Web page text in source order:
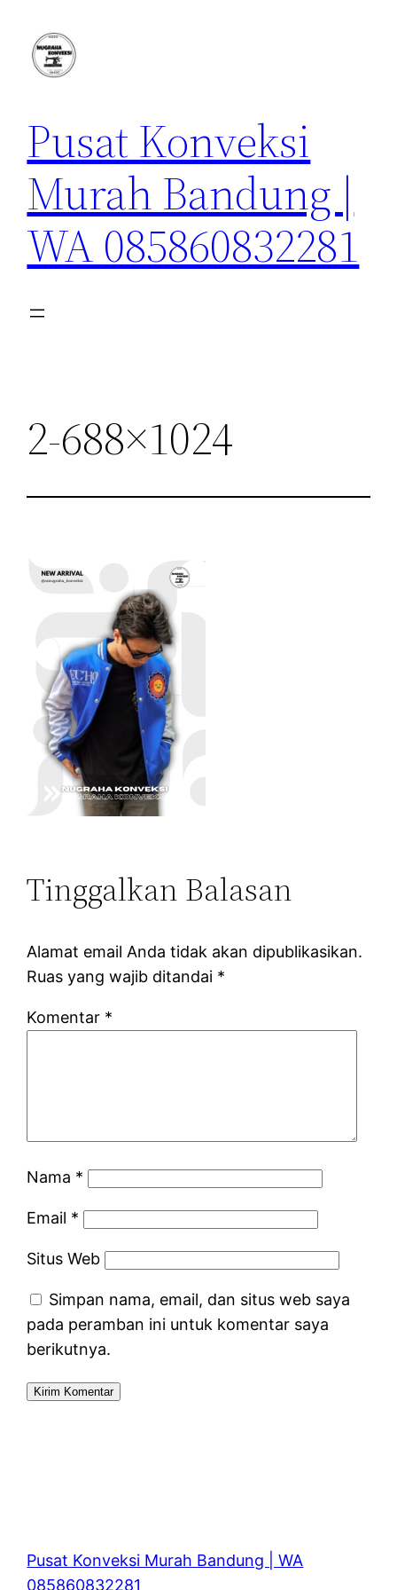
konten
Pusat Konveksi
Murah Bandung |
WA 085860832281
2-688×1024
Tinggalkan Balasan
Alamat email Anda tidak akan dipublikasikan.
Ruas yang wajib ditandai *
Komentar *
Nama *
Email *
Situs Web
Simpan nama, email, dan situs web saya
pada peramban ini untuk komentar saya
berikutnya.
Pusat Konveksi Murah Bandung | WA
085860832281